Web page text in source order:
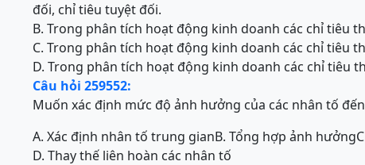
đối, chỉ tiêu tuyệt đối.
B. Trong phân tích hoạt động kinh doanh các chỉ tiêu
C. Trong phân tích hoạt động kinh doanh các chỉ tiêu
D. Trong phân tích hoạt động kinh doanh các chỉ tiêu
Câu hỏi 259552:
Muốn xác định mức độ ảnh hưởng của các nhân tố
A. Xác định nhân tố trung gianB. Tổng hợp ảnh hưởng
D. Thay thế liên hoàn các nhân tố